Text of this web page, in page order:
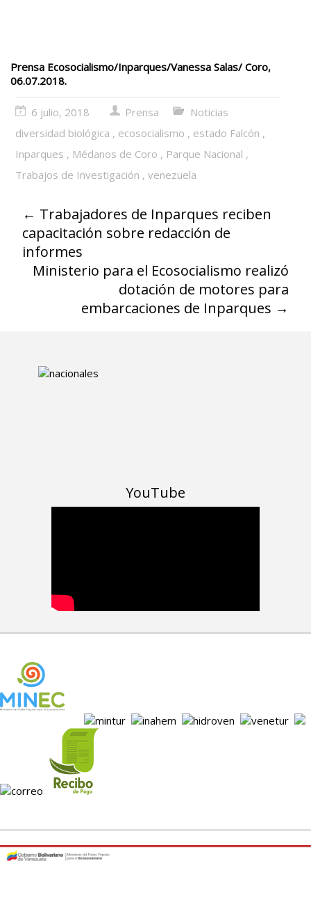
Prensa Ecosocialismo/Inparques/Vanessa Salas/ Coro,
06.07.2018.
6 julio, 2018 Prensa
Noticias
diversidad biológica , ecosocialismo , estado Falcón ,
Inparques , Médanos de Coro , Parque Nacional ,
Trabajos de Investigación ,venezuela
← Trabajadores de Inparques reciben
capacitación sobre redacción de
informes
Ministerio para el Ecosocialismo realizó
dotación de motores para
embarcaciones de Inparques →
YouTube